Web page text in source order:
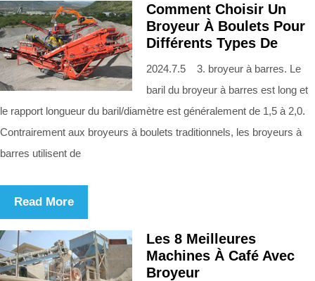
Comment Choisir Un
Broyeur À Boulets Pour
Différents Types De
2024.7.5 3. broyeur à barres. Le
baril du broyeur à barres est long et
le rapport longueur du baril/diamètre est généralement de 1,5 à 2,0.
Contrairement aux broyeurs à boulets traditionnels, les broyeurs à
barres utilisent de
Read More
Les 8 Meilleures
Machines À Café Avec
Broyeur